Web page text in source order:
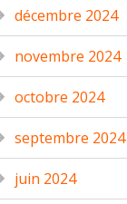
décembre 2024
novembre 2024
octobre 2024
septembre 2024
juin 2024